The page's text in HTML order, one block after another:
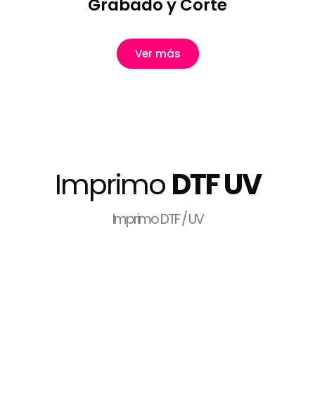
Grabado y Corte
Ver más
ImprimoDTF UV
Imprimo DTF / UV